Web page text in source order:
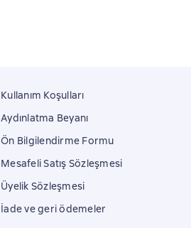
Kullanım Koşulları
Aydınlatma Beyanı
Ön Bilgilendirme Formu
Mesafeli Satış Sözleşmesi
Üyelik Sözleşmesi
İade ve geri ödemeler